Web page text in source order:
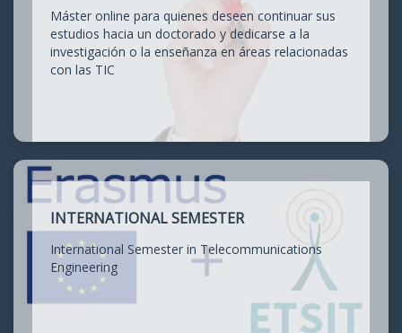
Máster online para quienes deseen continuar sus
estudios hacia un doctorado y dedicarse a la
investigación o la enseñanza en áreas relacionadas
con las TIC
INTERNATIONAL SEMESTER
International Semester in Telecommunications
Engineering